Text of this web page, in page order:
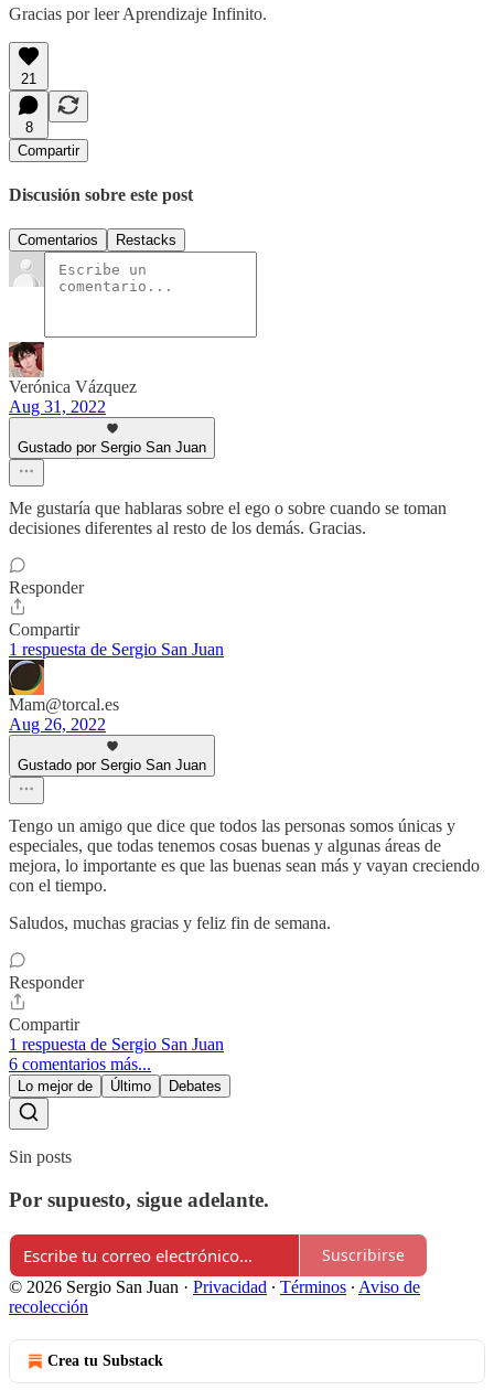
Gracias por leer Aprendizaje Infinito.
21
8
Compartir
Discusión sobre este post
Comentarios Restacks
Verónica Vázquez
Aug 31, 2022
Gustado por Sergio San Juan
Me gustaría que hablaras sobre el ego o sobre cuando se toman
decisiones diferentes al resto de los demás. Gracias.
Responder
Compartir
1 respuesta de Sergio San Juan
Mam@torcal.es
Aug 26, 2022
Gustado por Sergio San Juan
Tengo un amigo que dice que todos las personas somos únicas y
especiales, que todas tenemos cosas buenas y algunas áreas de
mejora, lo importante es que las buenas sean más y vayan creciendo
con el tiempo.
Saludos, muchas gracias y feliz fin de semana.
Responder
Compartir
1 respuesta de Sergio San Juan
6 comentarios más...
Lo mejor de Último Debates
Sin posts
Por supuesto, sigue adelante.
Suscribirse
© 2026 Sergio San Juan · Privacidad ∙ Términos ∙ Aviso de
recolección
Crea tu Substack